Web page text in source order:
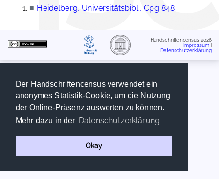
Der Handschriftencensus verwendet ein
anonymes Statistik-Cookie, um die Nutzung
der Online-Präsenz auswerten zu können.
Mehr dazu in der Datenschutzerklärung
Okay
■ Heidelberg, Universitätsbibl., Cpg 848
Handschriftencensus 2026
Impressum
Datenschutzerklärung